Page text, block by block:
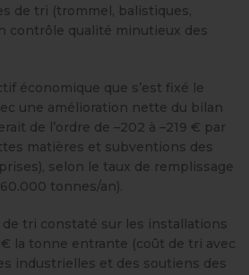
de tri (trommel, balistiques,
contrôle qualité minutieux des
économique que s’est fixé le
une amélioration nette du bilan
de l’ordre de –202 à –219 € par
matières et subventions des
selon le taux de remplissage
tonnes/an).
tri constaté sur les installations
€ la tonne entrante (coût de tri avec
industrielles et des soutiens des